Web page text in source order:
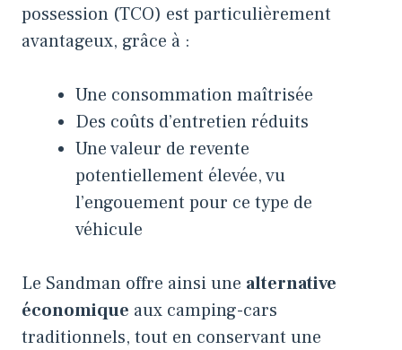
possession (TCO) est particulièrement
avantageux, grâce à :
Une consommation maîtrisée
Des coûts d’entretien réduits
Une valeur de revente
potentiellement élevée, vu
l’engouement pour ce type de
véhicule
Le Sandman offre ainsi une alternative
économique aux camping-cars
traditionnels, tout en conservant une